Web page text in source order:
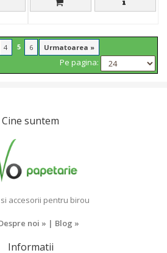
4 5 6 Urmatoarea »
Pe pagina:
Cine suntem
accesorii pentru birou
noi » | Blog »
Informatii